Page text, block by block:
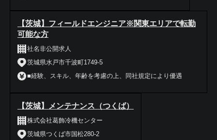
【茨城】フィールドエンジニア※関東エリアで転勤
可能な方
社名非公開求人
茨城県水戸市千波町1749-5
■経験、スキル、年齢を考慮の上、同社規定により優遇
【茨城】メンテナンス（つくば）
株式会社葛飾冷機センター
茨城県つくば市国松280-2